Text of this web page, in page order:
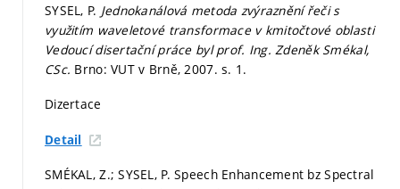
SYSEL, P. Jednokanálová metoda zvýraznění řeči s
využitím waveletové transformace v kmitočtové oblasti
Vedoucí disertační práce byl prof. Ing. Zdeněk Smékal,
CSc. Brno: VUT v Brně, 2007.s. 1.
Dizertace
Detail
SMÉKAL, Z.; SYSEL, P. Speech Enhancement bz Spectral